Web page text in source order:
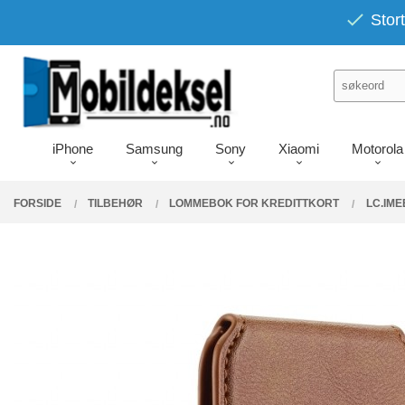
innholdet
iPhone Samsung Sony Xiaomi Motorola
FORSIDE TILBEHØR LOMMEBOK FOR KREDITTKORT